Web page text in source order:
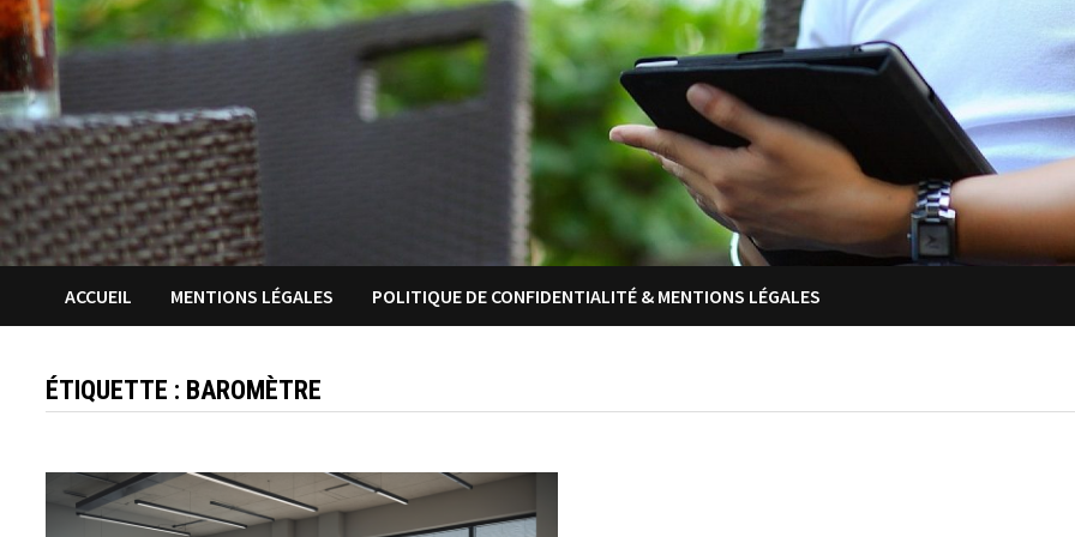
ACCUEIL MENTIONS LÉGALES POLITIQUE DE CONFIDENTIALITÉ & MENTIONS LÉGALES
ÉTIQUETTE : BAROMÈTRE